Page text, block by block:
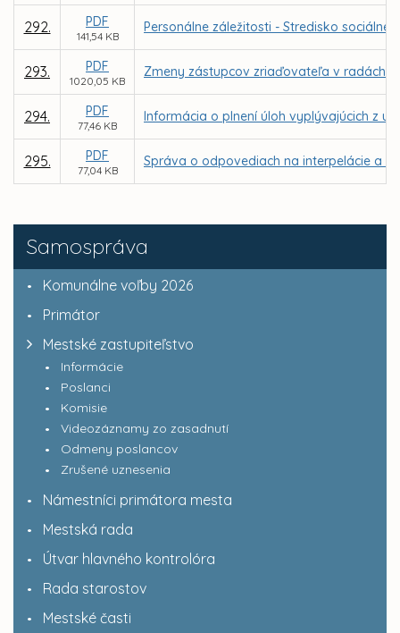
Samospráva
Komunálne voľby 2026
Primátor
Mestské zastupiteľstvo
Informácie
Poslanci
Komisie
Videozáznamy zo zasadnutí
Odmeny poslancov
Zrušené uznesenia
Námestníci primátora mesta
Mestská rada
Útvar hlavného kontrolóra
Rada starostov
Mestské časti
292. PDF
141,54 KB
Personálne záležitosti - Stredisko
293. PDF
1020,05 KB
Zmeny zástupcov zriaďovateľa v radách
294. PDF
77,46 KB
Informácia o plnení úloh vyplývajúcich z
295. PDF
77,04 KB
Správa o odpovediach na interpelácie a